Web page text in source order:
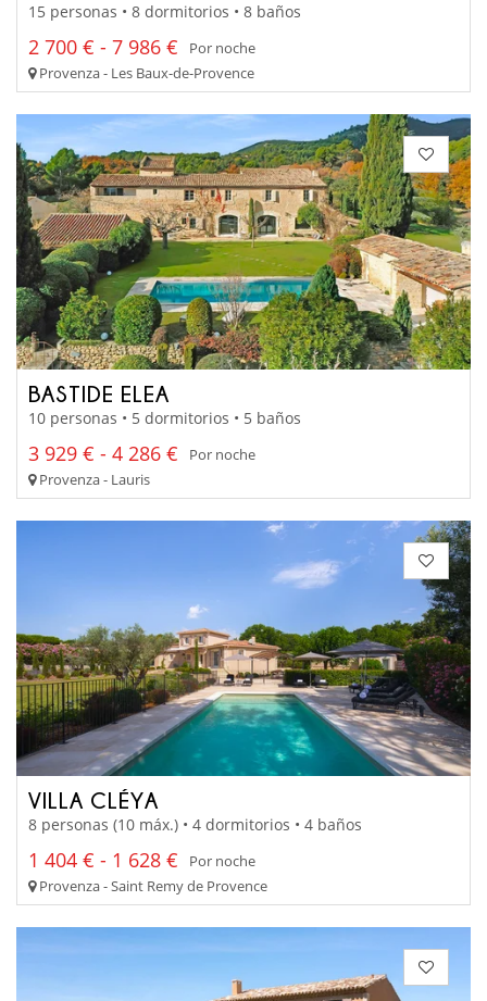
15 personas • 8 dormitorios • 8 baños
2 700 € - 7 986 €
Por noche
Provenza - Les Baux-de-Provence
BASTIDE ELEA
10 personas • 5 dormitorios • 5 baños
3 929 € - 4 286 €
Por noche
Provenza - Lauris
VILLA CLÉYA
8 personas (10 máx.) • 4 dormitorios • 4 baños
1 404 € - 1 628 €
Por noche
Provenza - Saint Remy de Provence